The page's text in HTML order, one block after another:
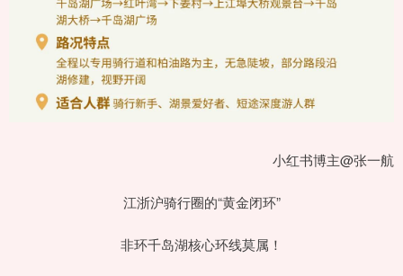
小红书博主@张一航
江浙沪骑行圈的“黄金闭环”
非环千岛湖核心环线莫属！